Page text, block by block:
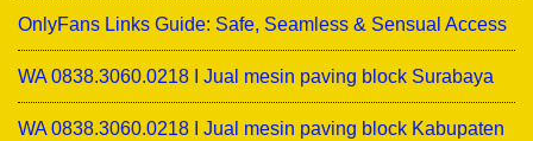
OnlyFans Links Guide: Safe, Seamless & Sensual Access
WA 0838.3060.0218 I Jual mesin paving block Surabaya
WA 0838.3060.0218 I Jual mesin paving block Kabupaten